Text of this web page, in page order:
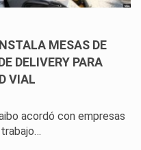
MESAS DE
DELIVERY PARA
VIAL
acordó con empresas